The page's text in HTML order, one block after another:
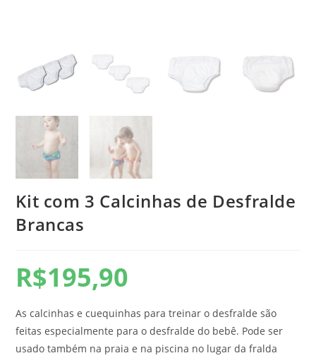
Kit com 3 Calcinhas de Desfralde
Brancas
R$195,90
As calcinhas e cuequinhas para treinar o desfralde são
feitas especialmente para o desfralde do bebê. Pode ser
usado também na praia e na piscina no lugar da fralda